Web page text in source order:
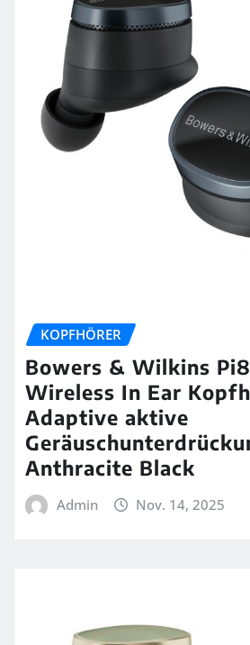
KOPFHÖRER
Bowers & Wilkins
Wireless In Ear
Adaptive aktive
Anthracite Black
Admin Nov. 14, 2025